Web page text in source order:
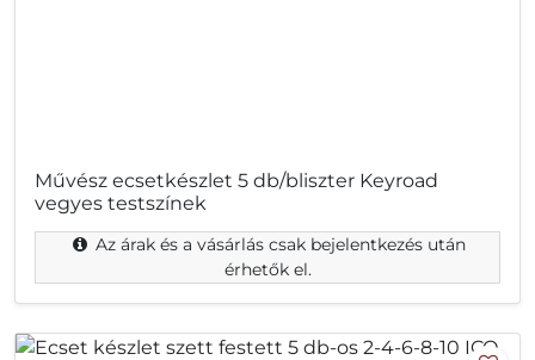
Művész ecsetkészlet 5 db/bliszter Keyroad
vegyes testszínek
Az árak és a vásárlás csak bejelentkezés után
érhetők el.